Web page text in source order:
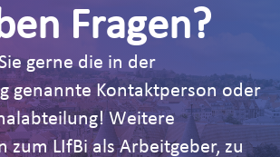
Fragen?
gerne die in der
genannte Kontaktperson oder
Weitere
zum LIfBi als Arbeitgeber, zu